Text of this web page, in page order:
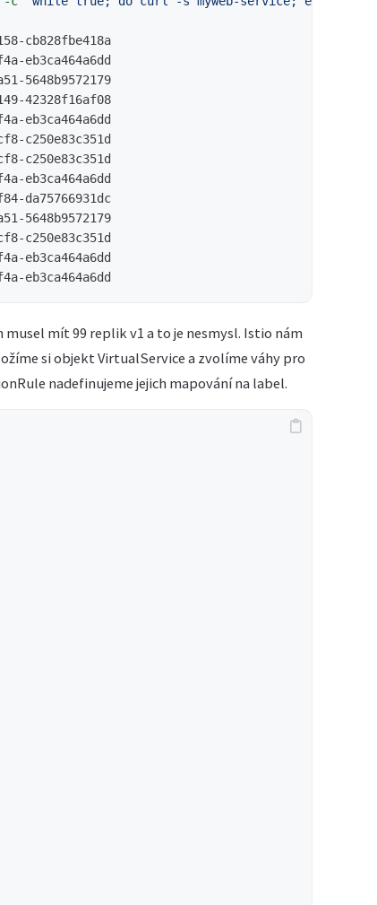
cb828fbe418a
eb3ca464a6dd
5648b9572179
42328f16af08
eb3ca464a6dd
c250e83c351d
c250e83c351d
eb3ca464a6dd
da75766931dc
5648b9572179
c250e83c351d
eb3ca464a6dd
mít 99 replik v1 a to je nesmysl. Istio nám
si objekt VirtualService a zvolíme váhy pro
nadefinujeme jejich mapování na label.